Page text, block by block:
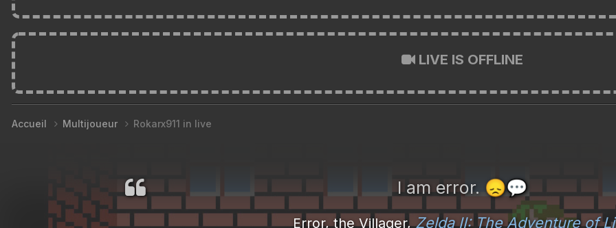
LIVE IS OFFLINE
Accueil Multijoueur Rokarx911 in live
I am error. 😞💬
Error, the Villager,Zelda II: The Adventure of